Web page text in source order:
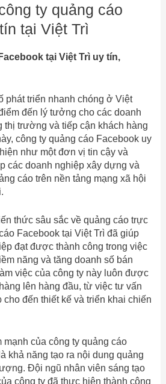
ty quảng cáo
tại Việt Trì
tại Việt Trì uy tín,
phát triển nhanh chóng ở Việt
đến lý tưởng cho các doanh
thị trường và tiếp cận khách hàng
công ty quảng cáo Facebook uy
như một đơn vị tin cậy và
các doanh nghiệp xây dựng và
cáo trên nền tảng mạng xã hội
thức sâu sắc về quảng cáo trực
Facebook tại Việt Trì đã giúp
đạt được thành công trong việc
năng và tăng doanh số bán
việc của công ty này luôn được
lên hàng đầu, từ việc tư vấn
đến thiết kế và triển khai chiến
mạnh của công ty quảng cáo
khả năng tạo ra nội dung quảng
Đội ngũ nhân viên sáng tạo
công ty đã thực hiện thành công